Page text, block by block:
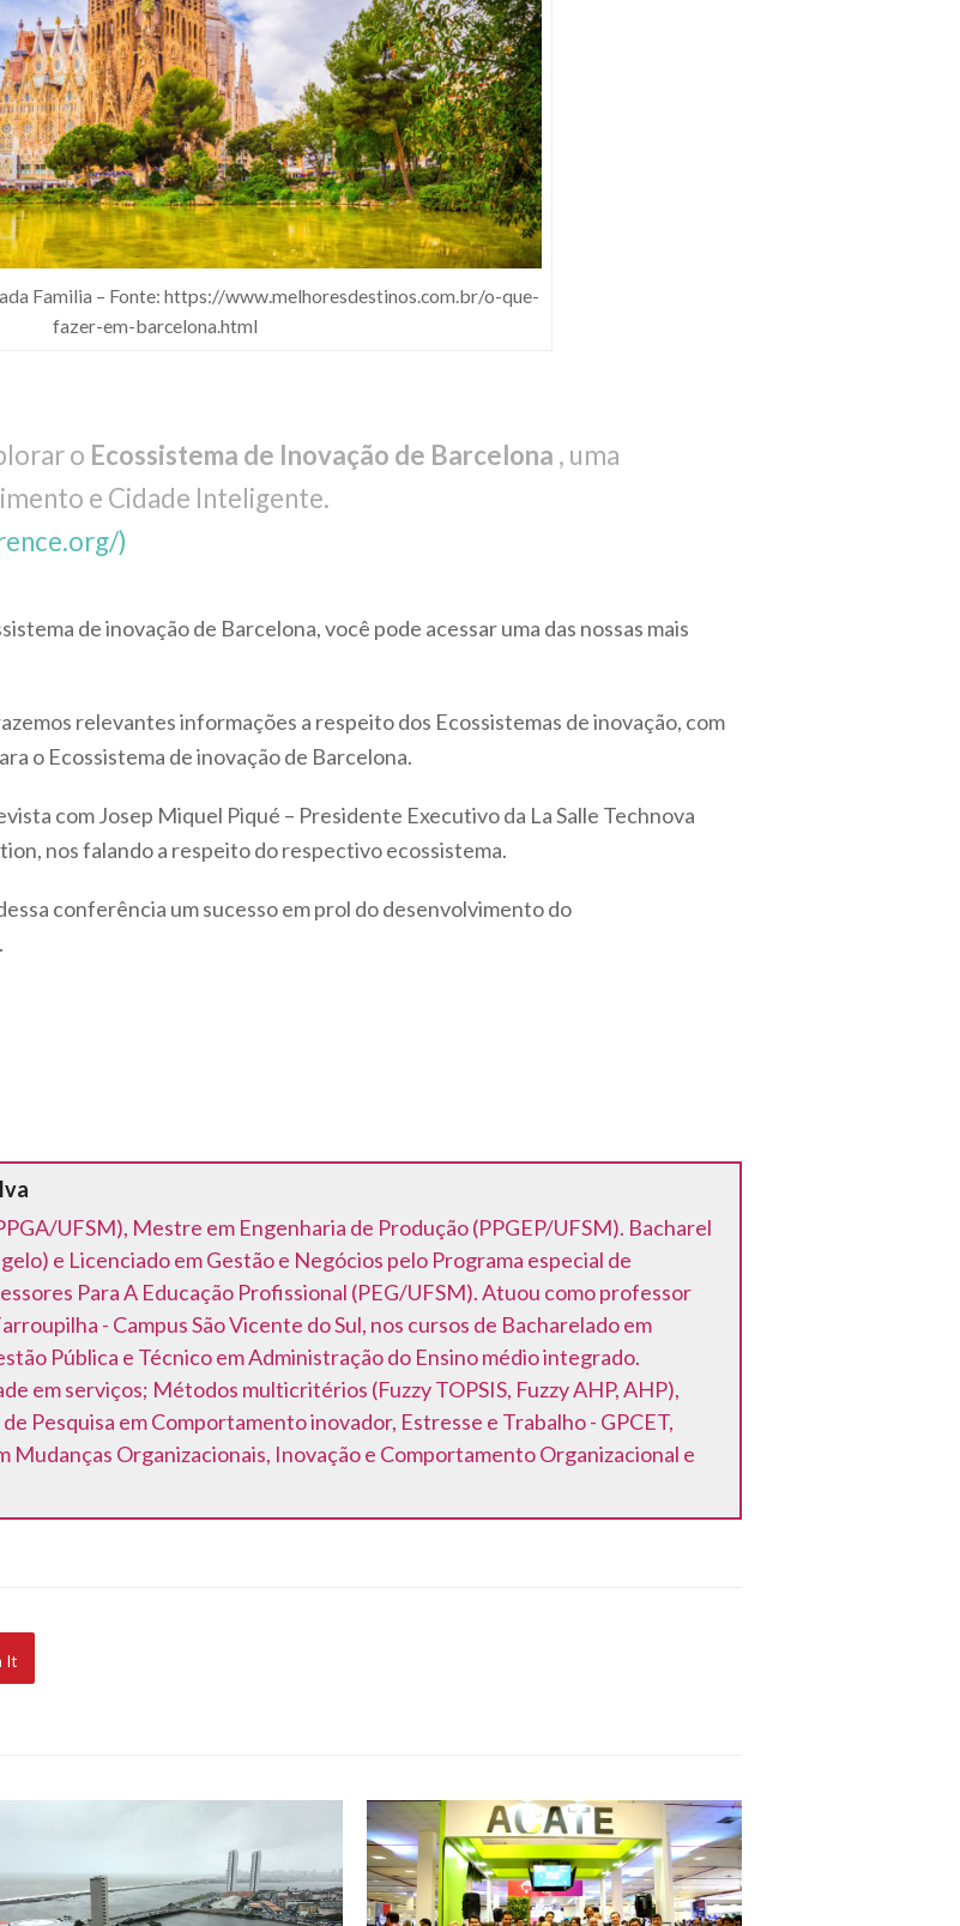
Familia – Fonte: https://www.melhoresdestinos.com.br/o-que-
fazer-em-barcelona.html
o Ecossistema de Inovação de Barcelona , ​​uma
e Cidade Inteligente.
)
de inovação de Barcelona, você pode acessar uma das nossas mais
relevantes informações a respeito dos Ecossistemas de inovação, com
o Ecossistema de inovação de Barcelona.
com Josep Miquel Piqué – Presidente Executivo da La Salle Technova
nos falando a respeito do respectivo ecossistema.
conferência um sucesso em prol do desenvolvimento do
UFSM), Mestre em Engenharia de Produção (PPGEP/UFSM). Bacharel
e Licenciado em Gestão e Negócios pelo Programa especial de
Para A Educação Profissional (PEG/UFSM). Atuou como professor
- Campus São Vicente do Sul, nos cursos de Bacharelado em
Pública e Técnico em Administração do Ensino médio integrado.
em serviços; Métodos multicritérios (Fuzzy TOPSIS, Fuzzy AHP, AHP),
Pesquisa em Comportamento inovador, Estresse e Trabalho - GPCET,
Mudanças Organizacionais, Inovação e Comportamento Organizacional e
It